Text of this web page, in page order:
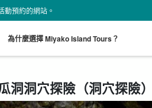
動預約的網站。
為什麼選擇 Miyako Island Tours？
洞洞穴探險（洞穴探險